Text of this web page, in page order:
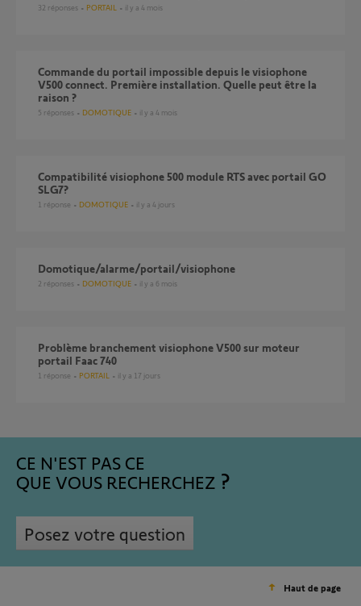
32 réponses PORTAIL il y a 4 mois
Commande du portail impossible depuis le visiophone
V500 connect. Première installation. Quelle peut être la
raison ?
5 réponses DOMOTIQUE il y a 4 mois
Compatibilité visiophone 500 module RTS avec portail GO
SLG7?
1 réponse DOMOTIQUE il y a 4 jours
domotique/alarme/portail/visiophone
2 réponses DOMOTIQUE il y a 6 mois
Problème branchement visiophone V500 sur moteur
portail Faac 740
1 réponse PORTAIL il y a 17 jours
CE N'EST PAS CE
QUE VOUS RECHERCHEZ
Posez votre question
Haut de page